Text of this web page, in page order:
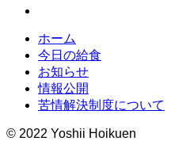
ホーム
今日の給食
お知らせ
情報公開
苦情解決制度について
© 2022 Yoshii Hoikuen